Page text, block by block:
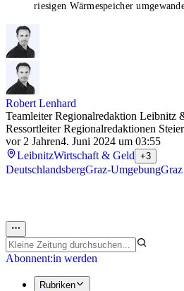
riesigen Wärmespeicher
Robert Lenhard
Teamleiter Regionalredaktion Leibnitz
Ressortleiter Regionalredaktionen
vor 2 Jahren4. Juni 2024 um 03:55
LeibnitzWirtschaft & Geld +3
DeutschlandsbergGraz-UmgebungGraz
Abonnent:in werden
Rubriken